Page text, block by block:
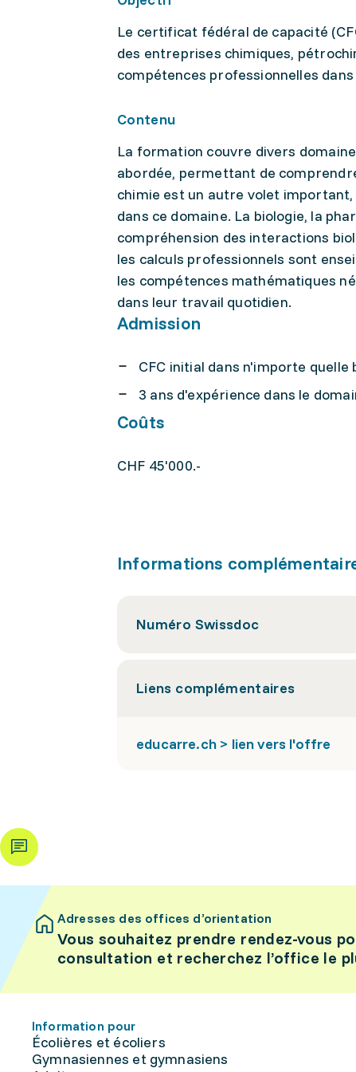
Le certificat fédéral de capacité
des entreprises chimiques,
compétences professionnelles
Contenu
La formation couvre divers
abordée, permettant de
chimie est un autre volet
dans ce domaine. La biologie, la
compréhension des interactions
les calculs professionnels sont
les compétences mathématiques
dans leur travail quotidien.
Admission
CFC initial dans n'importe quelle
3 ans d'expérience dans le
Coûts
CHF 45'000.-
Informations
Numéro Swissdoc
Liens complémentaires
educarre.ch > lien vers l'offre
Adresses des offices d’orientation
Vous souhaitez prendre rendez-vous
consultation et recherchez l’office le
Information pour
Écolières et écoliers
Gymnasiennes et gymnasiens